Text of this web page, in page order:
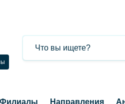
Филиалы Направления